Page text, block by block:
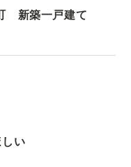
新築一戸建て
い